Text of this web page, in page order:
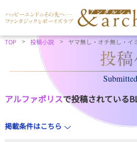
TOP 投稿小説 ヤマ無し・オチ無し・イ
アルファポリスで投稿されている
掲載条件はこちら